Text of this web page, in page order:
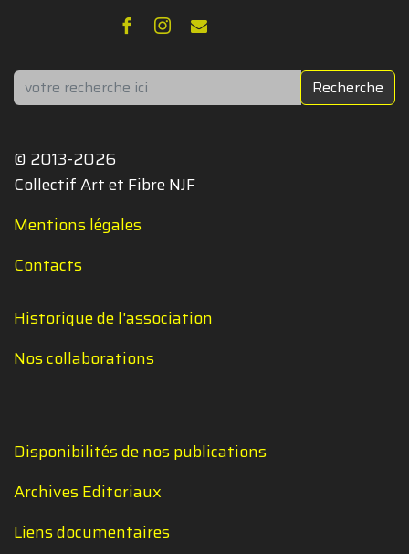
Rechercher Recherche
© 2013-2026
Collectif Art et Fibre NJF
Mentions légales
Contacts
Historique de l'association
Nos collaborations
Disponibilités de nos publications
Archives Editoriaux
Liens documentaires